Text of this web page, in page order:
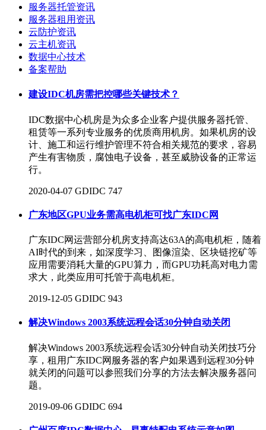
服务器托管资讯
服务器租用资讯
云防护资讯
云主机资讯
数据中心技术
备案帮助
建设IDC机房需把控哪些关键技术？
IDC数据中心机房是为众多企业客户提供服务器托管、
租赁等一系列专业服务的优质商用机房。如果机房的设
计、施工和运行维护管理不符合相关规范的要求，容易
产生有害物质，腐蚀电子设备，甚至威胁设备的正常运
行。
2020-04-07 GDIDC 747
广东地区GPU业务需高电机柜可找广东IDC网
广东IDC网运营部分机房支持高达63A的高电机柜，随着
AI时代的到来，如深度学习、图像渲染、区块链挖矿等
应用需要消耗大量的GPU算力，而GPU功耗高对电力需
求大，此类应用可托管于高电机柜。
2019-12-05 GDIDC 943
解决Windows 2003系统远程会话30分钟自动关闭
解决Windows 2003系统远程会话30分钟自动关闭技巧分
享，租用广东IDC网服务器的客户如果遇到远程30分钟
就关闭的问题可以参照我们分享的方法去解决服务器问
题。
2019-09-06 GDIDC 694